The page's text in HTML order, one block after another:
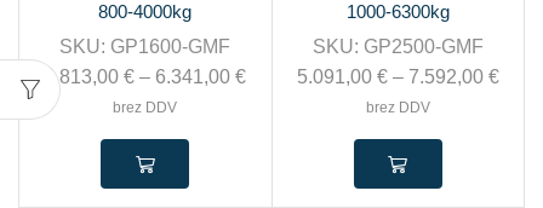
800-4000kg
SKU: GP1600-GMF
4.813,00€ – 6.341,00€
brez DDV
1000-6300kg
SKU: GP2500-GMF
5.091,00 € – 7.592,00 €
brez DDV